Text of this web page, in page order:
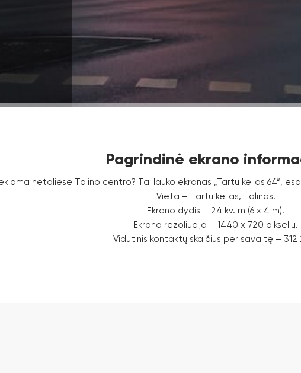
Pagrindinė ekrano
netoliese Talino centro? Tai lauko ekranas „Tartu kelias 64“,
Vieta – Tartu kelias, Talinas.
Ekrano dydis – 24 kv. m (6 x 4 m).
Ekrano rezoliucija – 1440 x 720 pikselių.
Vidutinis kontaktų skaičius per savaitę – 312